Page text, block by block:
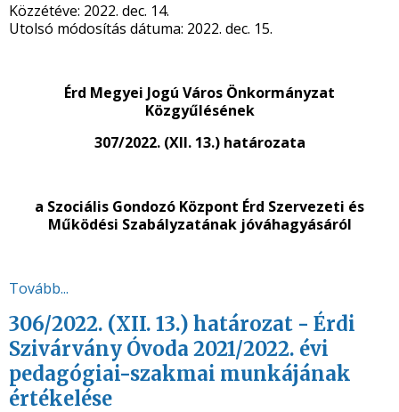
Közzétéve: 2022. dec. 14.
Utolsó módosítás dátuma: 2022. dec. 15.
Érd Megyei Jogú Város Önkormányzat
Közgyűlésének
307/2022. (XII. 13.) határozata
a Szociális Gondozó Központ Érd Szervezeti és
Működési Szabályzatának jóváhagyásáról
Tovább...
306/2022. (XII. 13.) határozat - Érdi
Szivárvány Óvoda 2021/2022. évi
pedagógiai-szakmai munkájának
értékelése